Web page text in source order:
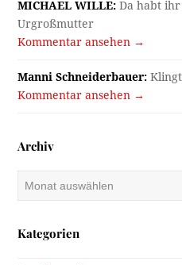
MICHAEL WILLE: Da habt
Urgroßmutter
Kommentar ansehen →
Manni Schneiderbauer:
Kommentar ansehen →
Archiv
Archiv
Kategorien